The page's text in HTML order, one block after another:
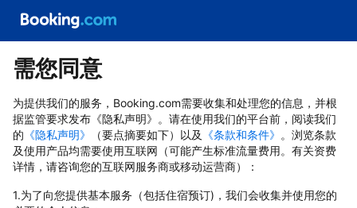
需您同意
为提供我们的服务，Booking.com需要收集和处理您的信息，并根
据监管要求发布《隐私声明》。请在使用我们的平台前，阅读我们
的 《隐私声明》 （要点摘要如下）以及 《条款和条件》 。浏览条款
及使用产品均需要使用互联网（可能产生标准流量费用。有关资费
详情，请咨询您的互联网服务商或移动运营商）：
1.为了向您提供基本服务（包括住宿预订)，我们会收集并使用您的